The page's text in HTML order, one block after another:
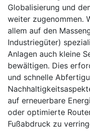
Globalisierung und
weiter zugenommen.
allem auf den
Industriegüter)
Anlagen auch kleine
bewältigen. Dies
und schnelle
auf erneuerbare
oder optimierte
Fußabdruck zu